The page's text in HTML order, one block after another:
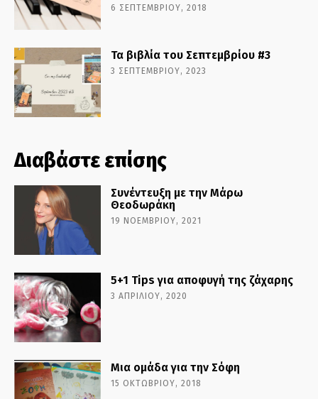
6 ΣΕΠΤΕΜΒΡΊΟΥ, 2018
Τα βιβλία του Σεπτεμβρίου #3
3 ΣΕΠΤΕΜΒΡΊΟΥ, 2023
Διαβάστε επίσης
Συνέντευξη με την Μάρω
Θεοδωράκη
19 ΝΟΕΜΒΡΊΟΥ, 2021
5+1 Tips για αποφυγή της ζάχαρης
3 ΑΠΡΙΛΊΟΥ, 2020
Μια ομάδα για την Σόφη
15 ΟΚΤΩΒΡΊΟΥ, 2018